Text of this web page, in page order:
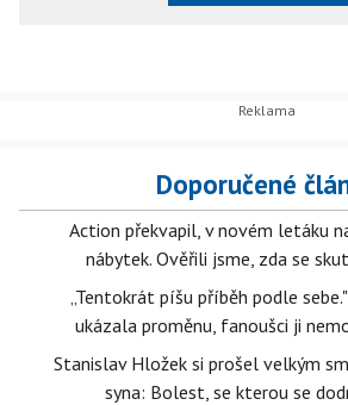
Doporučené
Action překvapil, v novém letáku
nábytek. Ověřili jsme, zda se
„Tentokrát píšu příběh podle
ukázala proměnu, fanoušci ji
Stanislav Hložek si prošel velkým
syna: Bolest, se kterou se